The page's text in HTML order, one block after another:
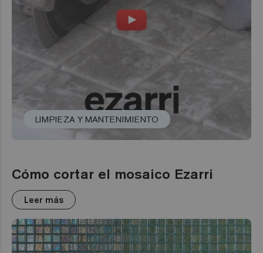
LIMPIEZA Y MANTENIMIENTO
Cómo cortar el mosaico Ezarri
Leer más